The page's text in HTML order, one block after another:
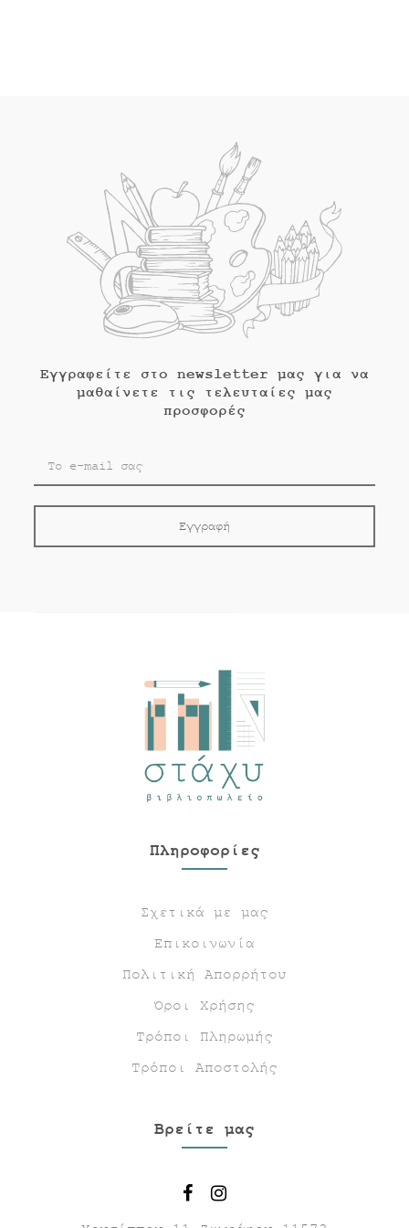
Εγγραφείτε στο newsletter μας για να
μαθαίνετε τις τελευταίες μας
προσφορές
Πληροφορίες
Σχετικά με μας
Επικοινωνία
Πολιτική Απορρήτου
Όροι Χρήσης
Τρόποι Πληρωμής
Τρόποι Αποστολής
Βρείτε μας